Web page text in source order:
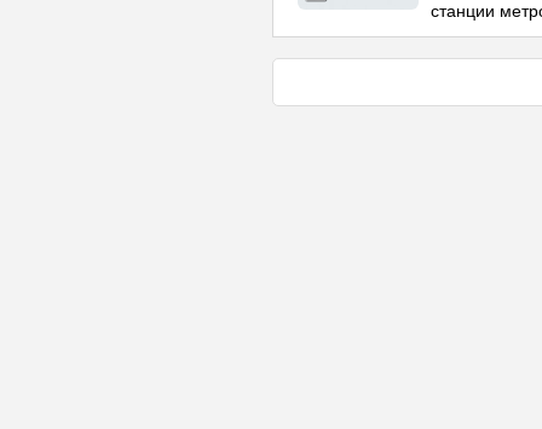
станции